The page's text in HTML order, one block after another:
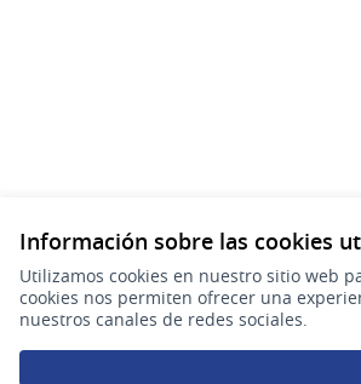
Información sobre las cookies
Utilizamos cookies en nuestro sitio web
cookies nos permiten ofrecer una
nuestros canales de redes sociales.